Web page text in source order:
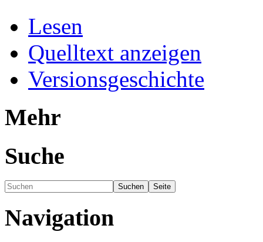
Lesen
Quelltext anzeigen
Versionsgeschichte
Mehr
Suche
Navigation